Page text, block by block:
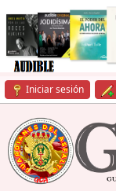
Iniciar sesión